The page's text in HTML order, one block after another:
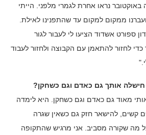
נראו אחרת לגמרי מלפני. הייתי
ממקום למקום עד שהתפנינו לאילת.
ספורט אשדוד הציעו לי לעבור לגור
לחזור להתאמן עם הקבוצה ולחזור לעבוד
אותך גם כאדם וגם כשחקן?
מאוד גם כאדם וגם כשחקן. היא לימדה
קשים, להישאר חזק גם כשאין שגרה
מה שקורה מסביב. אני מרגיש שהתקופה